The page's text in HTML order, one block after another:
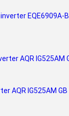
EQE6909A-B
AQR IG525AM GB